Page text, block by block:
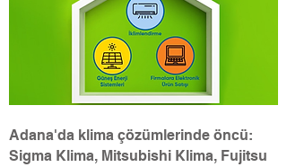
Adana'da klima çözümlerinde öncü:
Sigma Klima, Mitsubishi Klima, Fujitsu